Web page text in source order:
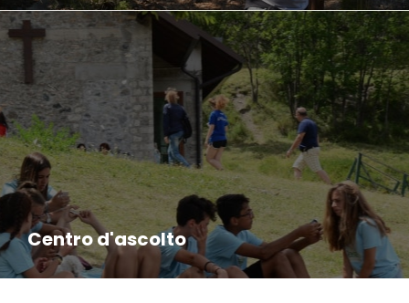
Centro d'ascolto